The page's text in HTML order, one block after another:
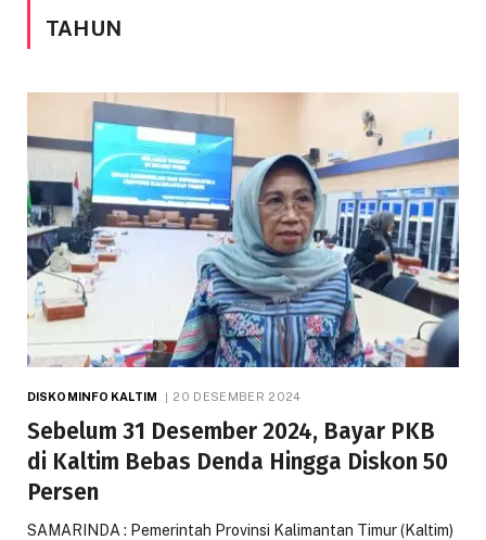
TAHUN
DISKOMINFO KALTIM 20 DESEMBER 2024
Sebelum 31 Desember 2024, Bayar PKB
di Kaltim Bebas Denda Hingga Diskon 50
Persen
SAMARINDA : Pemerintah Provinsi Kalimantan Timur (Kaltim)